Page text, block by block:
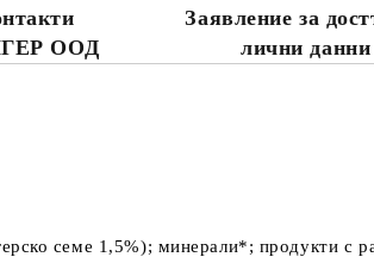
ООД
Заявление за
лични данни
семе 1,5%); минерали*; продукти с